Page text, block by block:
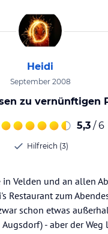
Heidi
September 2008
zu vernünftigen
5,3 / 6
Hilfreich (3)
in Velden und an allen
Restaurant zum
schon etwas
- aber der Weg